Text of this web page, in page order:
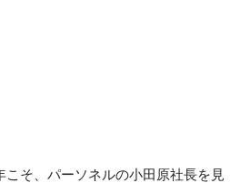
そ、パーソネルの小田原社長を見